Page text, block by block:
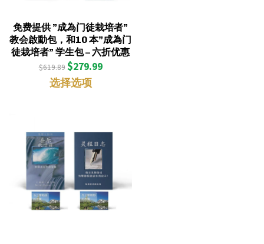
免费提供 ”成為门徒栽培者”
教会啟動包，和10 本”成為门
徒栽培者” 学生包 – 六折优惠
$619.89 $279.99
选择选项